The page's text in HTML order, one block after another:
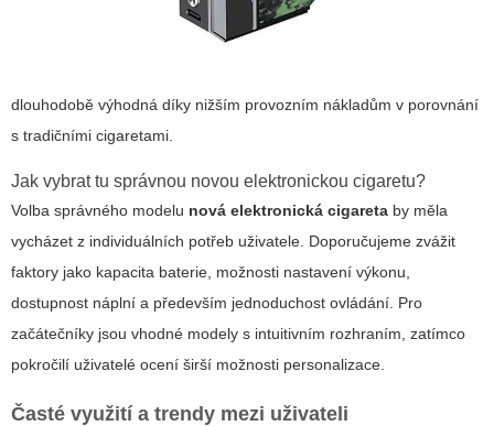
dlouhodobě výhodná díky nižším provozním nákladům v porovnání
s tradičními cigaretami.
Jak vybrat tu správnou novou elektronickou cigaretu?
Volba správného modelu nová elektronická cigareta by měla
vycházet z individuálních potřeb uživatele. Doporučujeme zvážit
faktory jako kapacita baterie, možnosti nastavení výkonu,
dostupnost náplní a především jednoduchost ovládání. Pro
začátečníky jsou vhodné modely s intuitivním rozhraním, zatímco
pokročilí uživatelé ocení širší možnosti personalizace.
Časté využití a trendy mezi uživateli